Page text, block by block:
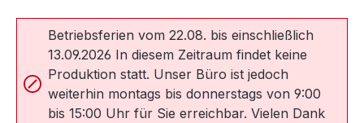
Betriebsferien vom 22.08. bis einschließlich
13.09.2026 In diesem Zeitraum findet keine
Produktion statt. Unser Büro ist jedoch
weiterhin montags bis donnerstags von 9:00
bis 15:00 Uhr für Sie erreichbar. Vielen Dank